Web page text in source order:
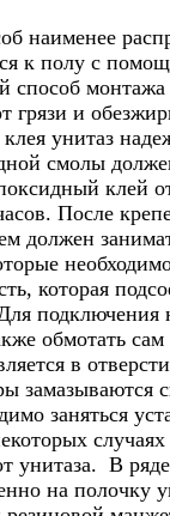
наименее
к полу с
способ
грязи и
унитаз
смолы
клей
После
должен
которая
подключения
обмотать
в
заняться
унитаза. В
на полочку